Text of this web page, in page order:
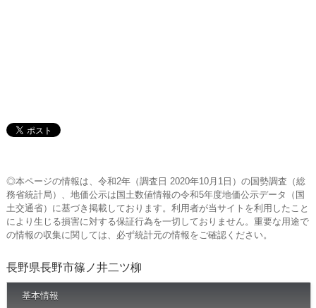
◎本ページの情報は、令和2年（調査日 2020年10月1日）の国勢調査（総
務省統計局）、地価公示は国土数値情報の令和5年度地価公示データ（国
土交通省）に基づき掲載しております。利用者が当サイトを利用したこと
により生じる損害に対する保証行為を一切しておりません。重要な用途で
の情報の収集に関しては、必ず統計元の情報をご確認ください。
長野県長野市篠ノ井二ツ柳
基本情報